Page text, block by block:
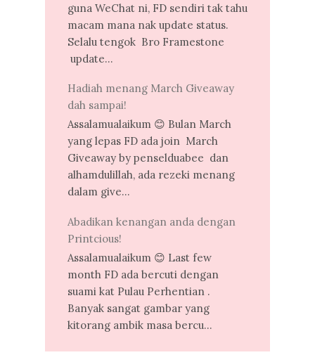
guna WeChat ni, FD sendiri tak tahu
macam mana nak update status.
Selalu tengok Bro Framestone
update...
Hadiah menang March Giveaway
dah sampai!
Assalamualaikum 😊 Bulan March
yang lepas FD ada join March
Giveaway by penselduabee dan
alhamdulillah, ada rezeki menang
dalam give...
Abadikan kenangan anda dengan
Printcious!
Assalamualaikum 😊 Last few
month FD ada bercuti dengan
suami kat Pulau Perhentian .
Banyak sangat gambar yang
kitorang ambik masa bercu...